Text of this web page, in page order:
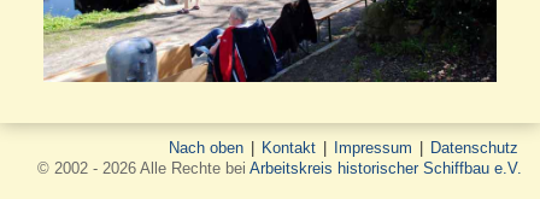
Nach oben Kontakt Impressum
Datenschutz
© 2002 - 2026 Alle Rechte bei Arbeitskreis historischer Schiffbau e.V.